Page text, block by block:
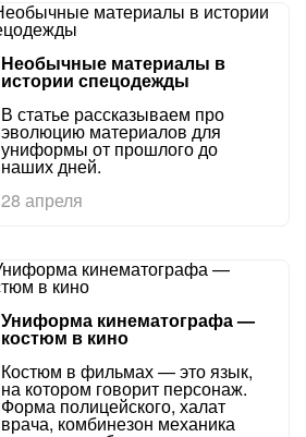
Необычные материалы в
истории спецодежды
В статье рассказываем про
эволюцию материалов для
униформы от прошлого до
наших дней.
28 апреля
Униформа кинематографа —
костюм в кино
Костюм в фильмах — это язык,
на котором говорит персонаж.
Форма полицейского, халат
врача, комбинезон механика